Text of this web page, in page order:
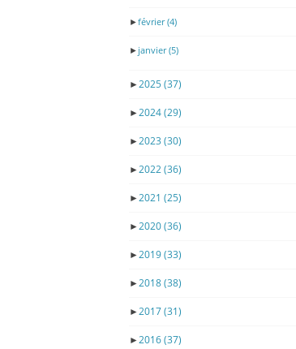
►février(4)
► janvier(5)
►2025(37)
►2024(29)
►2023 (30)
►2022(36)
►2021 (25)
►2020(36)
►2019(33)
►2018(38)
►2017(31)
►2016(37)